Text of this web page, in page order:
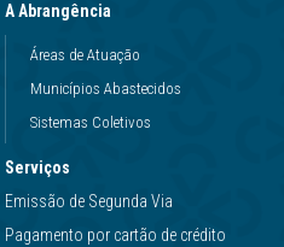
A Abrangência
Áreas de Atuação
Municípios Abastecidos
Sistemas Coletivos
Serviços
Emissão de Segunda Via
Pagamento por cartão de crédito